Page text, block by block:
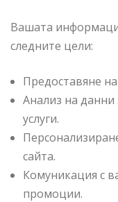
Вашата
следните цели:
Предоставяне
Анализ на
услуги.
сайта.
Комуникация с
промоции.